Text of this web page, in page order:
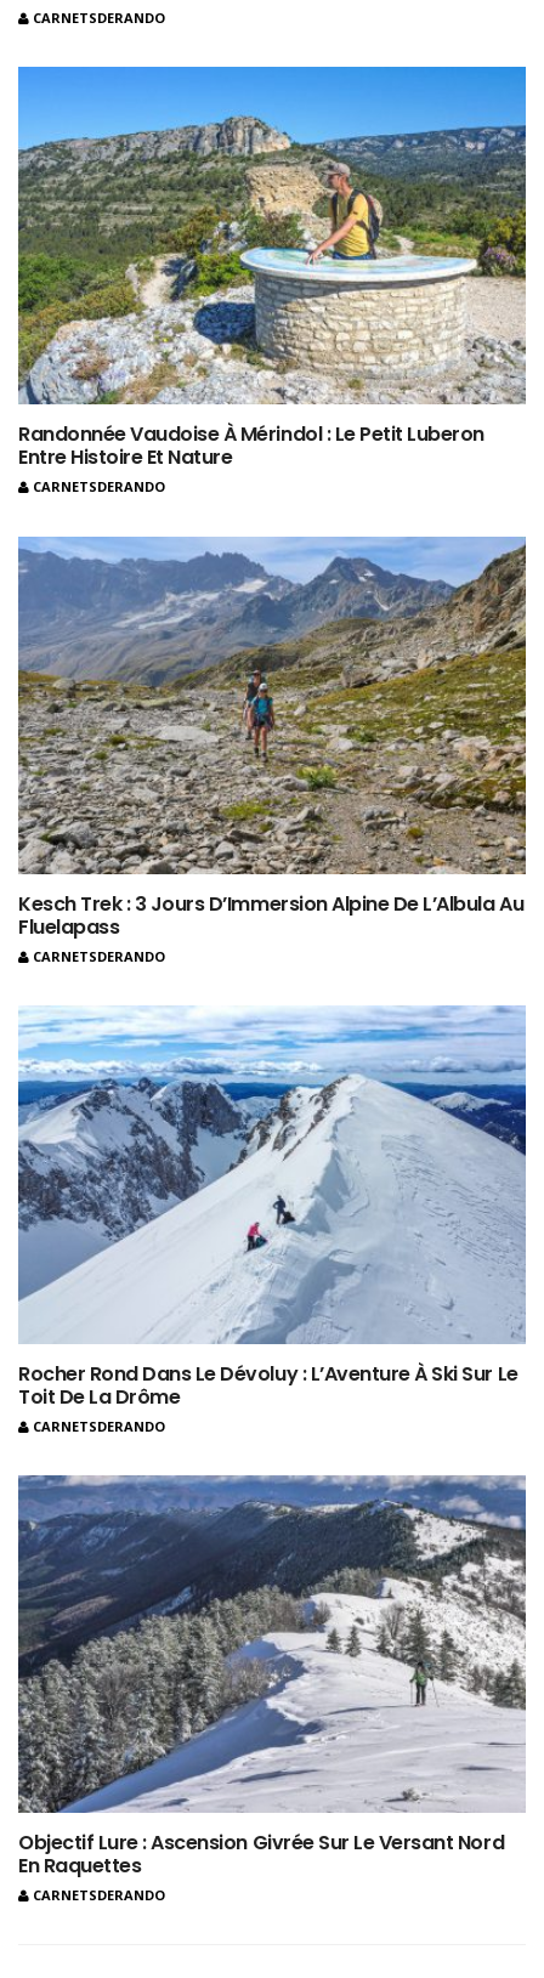
CARNETSDERANDO
Randonnée Vaudoise À Mérindol : Le Petit Luberon
Entre Histoire Et Nature
CARNETSDERANDO
Kesch Trek : 3 Jours D’Immersion Alpine De L’Albula Au
Fluelapass
CARNETSDERANDO
Rocher Rond Dans Le Dévoluy : L’Aventure À Ski Sur Le
Toit De La Drôme
CARNETSDERANDO
Objectif Lure : Ascension Givrée Sur Le Versant Nord
En Raquettes
CARNETSDERANDO